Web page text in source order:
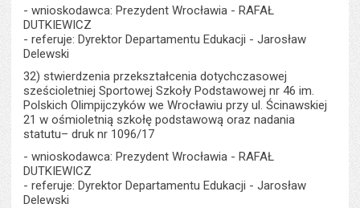
- wnioskodawca: Prezydent Wrocławia - RAFAŁ
DUTKIEWICZ
- referuje: Dyrektor Departamentu Edukacji - Jarosław
Delewski
32) stwierdzenia przekształcenia dotychczasowej
sześcioletniej Sportowej Szkoły Podstawowej nr 46 im.
Polskich Olimpijczyków we Wrocławiu przy ul. Ścinawskiej
21 w ośmioletnią szkołę podstawową oraz nadania
statutu– druk nr 1096/17
- wnioskodawca: Prezydent Wrocławia - RAFAŁ
DUTKIEWICZ
- referuje: Dyrektor Departamentu Edukacji - Jarosław
Delewski